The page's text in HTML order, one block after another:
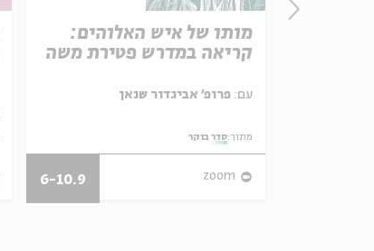
מותו של איש האלוהים:
קריאה במדרש פטירת משה
עם:
מתוך:סדר בוקר
zoom
6-10.9